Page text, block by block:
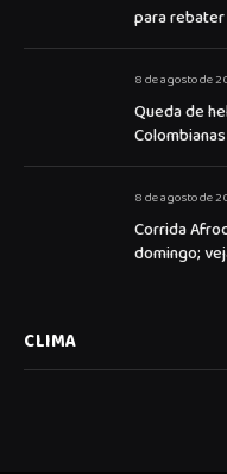
para
8 de agosto de
Queda de
8 de agosto de
Corrida
domingo;
CLIMA